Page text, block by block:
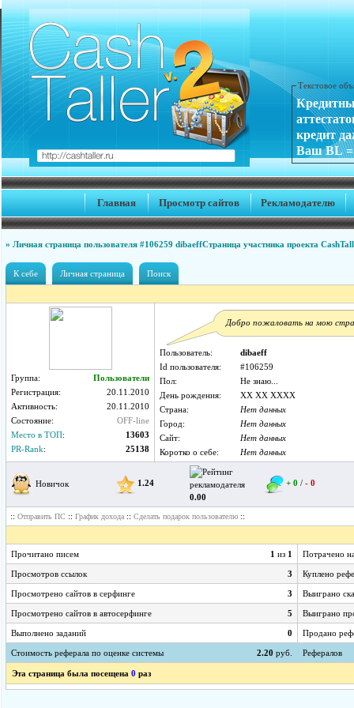
Текстовое
кредит
Ваш BL =
Главная Просмотр сайтов Рекламодателю
» Личная страница пользователя #106259 dibaeffСтраница участника проекта
К себе Личная страница Поиск
Группа:
Пользователи
Регистрация:
20.11.2010
Активность:
20.11.2010
Состояние:
OFF-line
Место в ТОП:
13603
PR-Rank: 25138
Добро пожаловать на мою
Пользователь:
dibaeff
Id пользователя:
#106259
Пол:
Не знаю...
День рождения:
XX XX XXXX
Страна:
Нет данных
Город:
Нет данных
Сайт:
Нет данных
Коротко о себе:
Нет данных
Новичок
1.24
0.00
+ 0 / - 0
:: Отправить ПС :: График дохода :: Сделать подарок пользователю ::
Прочитано писем 1 из 1 Потрачено
Просмотров ссылок 3 Куплено
Просмотрено сайтов в серфинге 3 Выиграно
Просмотрено сайтов в автосерфинге 5 Выиграно
Выполнено заданий 0 Продано
Стоимость реферала по оценке системы 2.20 руб. Рефералов
Эта страница была посещена 0 раз